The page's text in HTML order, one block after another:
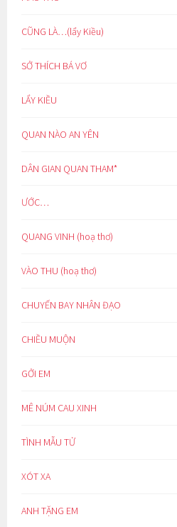
CŨNG LÀ…(lẩy Kiều)
SỞ THÍCH BÁ VƠ
LẨY KIỀU
QUAN NÀO AN YÊN
DÂN GIAN QUAN THAM*
ƯỚC…
QUANG VINH (hoạ thơ)
VÀO THU (hoạ thơ)
CHUYẾN BAY NHÂN ĐẠO
CHIỀU MUỘN
GỞI EM
MÊ NÚM CAU XINH
TÌNH MẪU TỬ
XÓT XA
ANH TẶNG EM